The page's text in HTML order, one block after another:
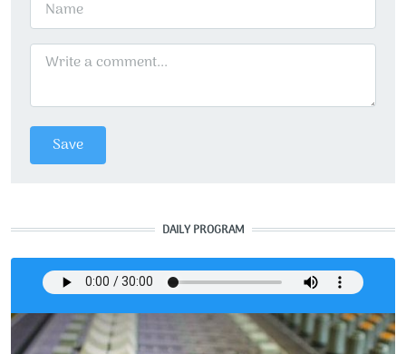
DAILY PROGRAM